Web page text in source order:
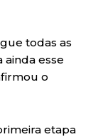
todas as
ainda esse
o
etapa